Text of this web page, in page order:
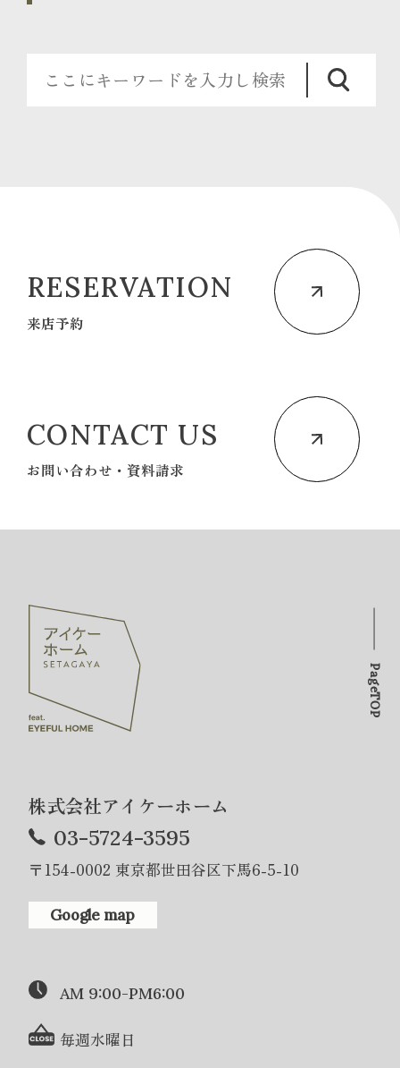
RESERVATION
来店予約
CONTACT US
お問い合わせ・資料請求
株式会社アイケーホーム
03-5724-3595
〒154-0002 東京都世田谷区下馬6-5-10
Google map
AM 9:00-PM6:00
毎週水曜日
PageTOP